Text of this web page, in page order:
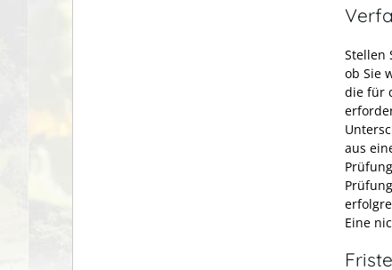
Stellen
ob Sie
die für
aus
Eine